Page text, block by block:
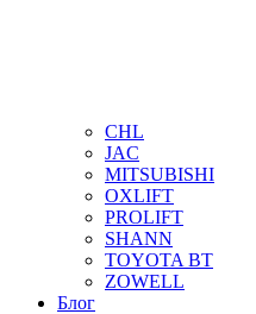
CHL
JAC
MITSUBISHI
OXLIFT
PROLIFT
SHANN
TOYOTA BT
ZOWELL
Блог